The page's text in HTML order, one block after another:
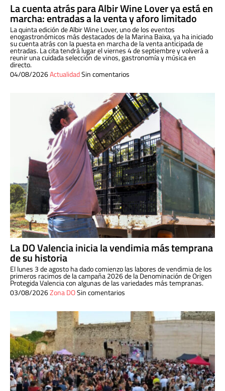
La cuenta atrás para Albir Wine Lover ya está en
marcha: entradas a la venta y aforo limitado
La quinta edición de Albir Wine Lover, uno de los eventos
enogastronómicos más destacados de la Marina Baixa, ya ha iniciado
su cuenta atrás con la puesta en marcha de la venta anticipada de
entradas. La cita tendrá lugar el viernes 4 de septiembre y volverá a
reunir una cuidada selección de vinos, gastronomía y música en
directo.
04/08/2026ActualidadSin comentarios
La DO Valencia inicia la vendimia más temprana
de su historia
El lunes 3 de agosto ha dado comienzo las labores de vendimia de los
primeros racimos de la campaña 2026 de la Denominación de Origen
Protegida Valencia con algunas de las variedades más tempranas.
03/08/2026Zona DOSin comentarios